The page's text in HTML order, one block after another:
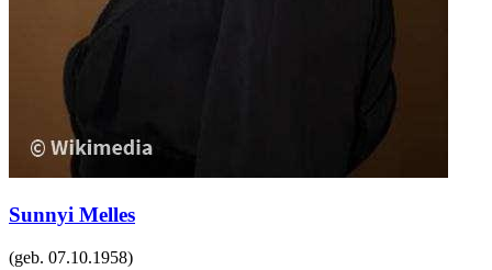
Sunnyi Melles
(geb. 07.10.1958)